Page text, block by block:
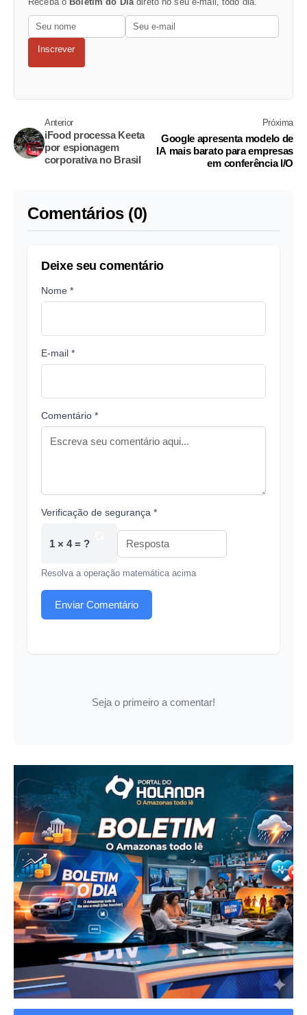
Inscrever
Anterior
iFood processa Keeta
por espionagem
corporativa no Brasil
Próxima
Google apresenta modelo de
IA mais barato para empresas
em conferência I/O
Comentários (0)
Deixe seu comentário
Nome *
E-mail *
Comentário *
Verificação de segurança *
1 × 4 = ?
Resolva a operação matemática acima
Enviar Comentário
Seja o primeiro a comentar!